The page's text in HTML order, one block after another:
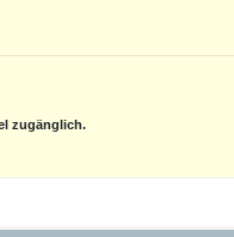
zugänglich.